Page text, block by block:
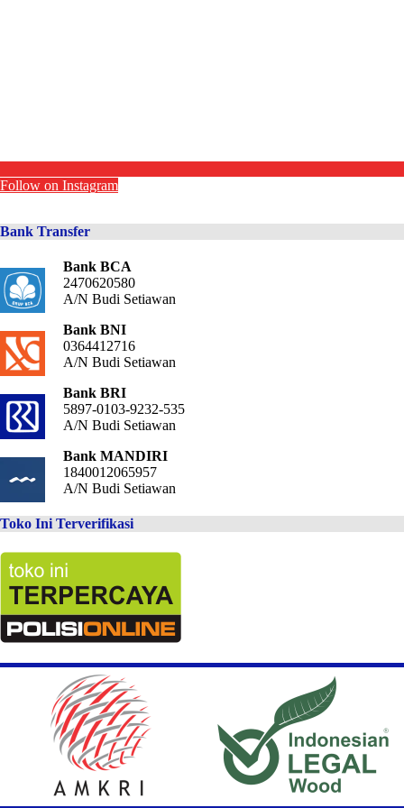
Follow on Instagram
Bank Transfer
Bank BCA
2470620580
A/N Budi Setiawan
Bank BNI
0364412716
A/N Budi Setiawan
Bank BRI
5897-0103-9232-535
A/N Budi Setiawan
Bank MANDIRI
1840012065957
A/N Budi Setiawan
Toko Ini Terverifikasi